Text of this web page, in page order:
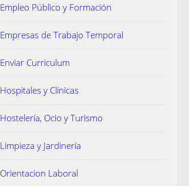
Empleo Público y Formación
Empresas de Trabajo Temporal
Enviar Curriculum
Hospitales y Clínicas
Hostelería, Ocio y Turismo
Limpieza y Jardinería
Orientacion Laboral